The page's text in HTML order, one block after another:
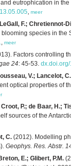
eutrophication in the
, meer
F.; Chretiennot-
species in the
, meer
Factors controlling
24: 45-53. dx.doi.org/
V.; Lancelot, C.
optical properties of
P.; de Baar, H.;
sources of the Antarctic
C. (2012). Modelling
Geophys. Res. Abstr.
E.; Glibert, P.M.